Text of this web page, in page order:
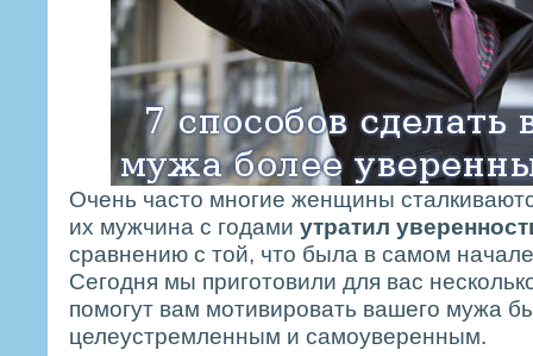
Очень часто многие женщины
их мужчина с годами утратил
сравнению с той, что была в самом
Сегодня мы приготовили для вас
помогут вам мотивировать вашего мужа
целеустремленным и самоуверенным.